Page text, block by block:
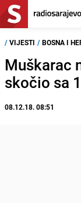
/ VIJESTI / BOSNA I
Muškarac
skočio sa
08.12.18. 08:51